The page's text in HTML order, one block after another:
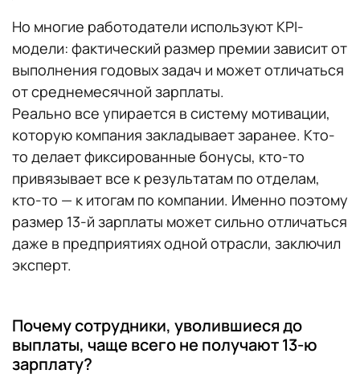
Но многие работодатели используют KPI-
модели: фактический размер премии зависит от
выполнения годовых задач и может отличаться
от среднемесячной зарплаты.
Реально все упирается в систему мотивации,
которую компания закладывает заранее. Кто-
то делает фиксированные бонусы, кто-то
привязывает все к результатам по отделам,
кто-то — к итогам по компании. Именно поэтому
размер 13-й зарплаты может сильно отличаться
даже в предприятиях одной отрасли, заключил
эксперт.
Почему сотрудники, уволившиеся до
выплаты, чаще всего не получают 13-ю
зарплату?